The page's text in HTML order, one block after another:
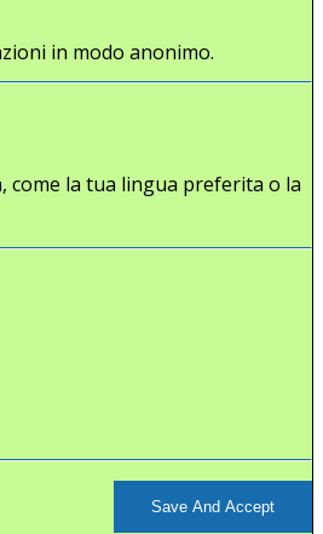
in modo anonimo.
come la tua lingua preferita o la
Save And Accept